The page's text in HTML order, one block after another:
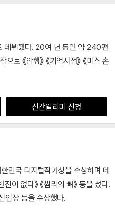
데뷔했다. 20여 년 동안 약 240편
로 《암행》 《기억서점》 《미스 손
신간알리미 신청
민국 디지털작가상을 수상하며 데
전이 없다》 《쌈리의 뼈》 등을 썼다.
인상 등을 수상했다.